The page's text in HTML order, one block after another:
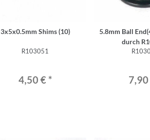
3x5x0.5mm Shims (10)
R103051
4,50 € *
5.8mm Ball
durch
7,90